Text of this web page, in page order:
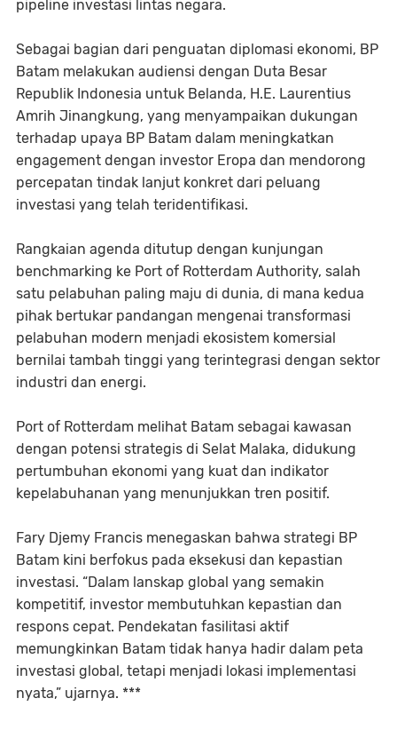
pipeline investasi lintas negara.
Sebagai bagian dari penguatan diplomasi ekonomi, BP
Batam melakukan audiensi dengan Duta Besar
Republik Indonesia untuk Belanda, H.E. Laurentius
Amrih Jinangkung, yang menyampaikan dukungan
terhadap upaya BP Batam dalam meningkatkan
engagement dengan investor Eropa dan mendorong
percepatan tindak lanjut konkret dari peluang
investasi yang telah teridentifikasi.
Rangkaian agenda ditutup dengan kunjungan
benchmarking ke Port of Rotterdam Authority, salah
satu pelabuhan paling maju di dunia, di mana kedua
pihak bertukar pandangan mengenai transformasi
pelabuhan modern menjadi ekosistem komersial
bernilai tambah tinggi yang terintegrasi dengan sektor
industri dan energi.
Port of Rotterdam melihat Batam sebagai kawasan
dengan potensi strategis di Selat Malaka, didukung
pertumbuhan ekonomi yang kuat dan indikator
kepelabuhanan yang menunjukkan tren positif.
Fary Djemy Francis menegaskan bahwa strategi BP
Batam kini berfokus pada eksekusi dan kepastian
investasi. “Dalam lanskap global yang semakin
kompetitif, investor membutuhkan kepastian dan
respons cepat. Pendekatan fasilitasi aktif
memungkinkan Batam tidak hanya hadir dalam peta
investasi global, tetapi menjadi lokasi implementasi
nyata,” ujarnya. ***